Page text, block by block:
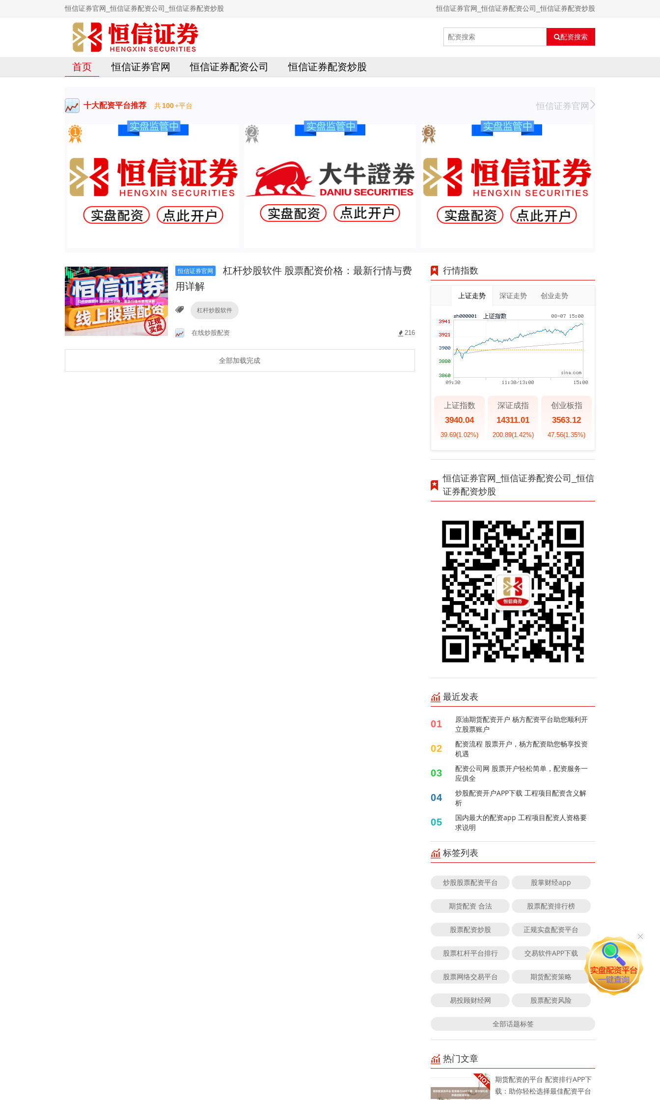
恒信证券官网_恒信证券配资公司_恒信证券配资炒股 恒信证券官网_恒信证券配资公司_恒信证券配资炒股
配资搜索
首页 恒信证券官网 恒信证券配资公司 恒信证券配资炒股
十大配资平台推荐 共100+平台 恒信证券官网
恒信证券官网
杠杆炒股软件 股票配资价格：最新行情与费
用详解
杠杆炒股软件
在线炒股配资 216
全部加载完成
行情指数
上证走势 深证走势 创业走势
上证指数
3940.04
39.69(1.02%)
深证成指
14311.01
200.89(1.42%)
创业板指
3563.12
47.56(1.35%)
恒信证券官网_恒信证券配资公司_恒信
证券配资炒股
最近发表
01
原油期货配资开户 杨方配资平台助您顺利开
立股票账户
02
配资流程 股票开户，杨方配资助您畅享投资
机遇
03
配资公司网 股票开户轻松简单，配资服务一
应俱全
04
炒股配资开户APP下载 工程项目配资含义解
析
05
国内最大的配资app 工程项目配资人资格要
求说明
标签列表
炒股股票配资平台 股掌财经app
期货配资 合法 股票配资排行榜
股票配资炒股 正规实盘配资平台
股票杠杆平台排行 交易软件APP下载
股票网络交易平台 期货配资策略
易投顾财经网 股票配资风险
全部话题标签
热门文章
期货配资的平台 配资排行APP下
载：助你轻松选择最佳配资平台